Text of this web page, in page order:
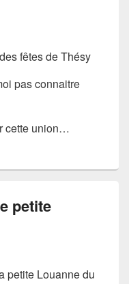
fêtes de Thésy
pas connaitre
cette union…
petite
petite Louanne du